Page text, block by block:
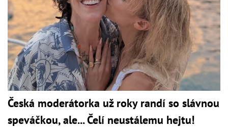
Česká moderátorka už roky randí so slávnou
speváčkou, ale... Čelí neustálemu hejtu!